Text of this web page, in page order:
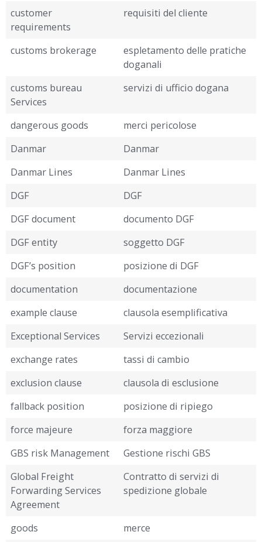
customer
requirements
requisiti del cliente
customs brokerage
espletamento delle pratiche
doganali
customs bureau
Services
servizi di ufficio dogana
dangerous goods
merci pericolose
Danmar
Danmar
Danmar Lines
Danmar Lines
DGF
DGF
DGF document
documento DGF
DGF entity
soggetto DGF
DGF’s position
posizione di DGF
documentation
documentazione
example clause
clausola esemplificativa
Exceptional Services
Servizi eccezionali
exchange rates
tassi di cambio
exclusion clause
clausola di esclusione
fallback position
posizione di ripiego
force majeure
forza maggiore
GBS risk Management
Gestione rischi GBS
Global Freight
Forwarding Services
Agreement
Contratto di servizi di
spedizione globale
goods
merce